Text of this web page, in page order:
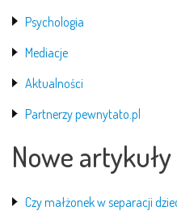
Psychologia
Mediacje
Aktualności
Partnerzy pewnytato.pl
Nowe artykuły
Czy małżonek w separacji